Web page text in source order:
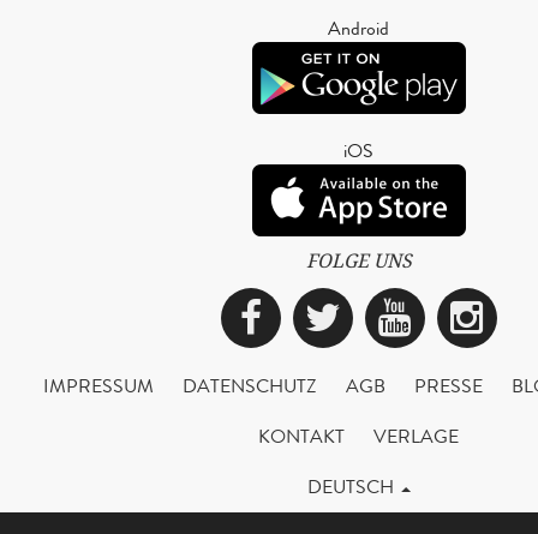
Android
iOS
FOLGE UNS
Facebook
Twitter
IMPRESSUM DATENSCHUTZ AGB PRESSE
KONTAKT
VERLAGE
DEUTSCH